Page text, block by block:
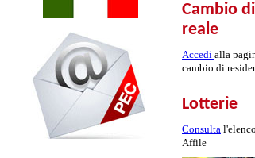
Cambio
reale
Accedi alla
cambio di
Lotterie
Consulta
Affile